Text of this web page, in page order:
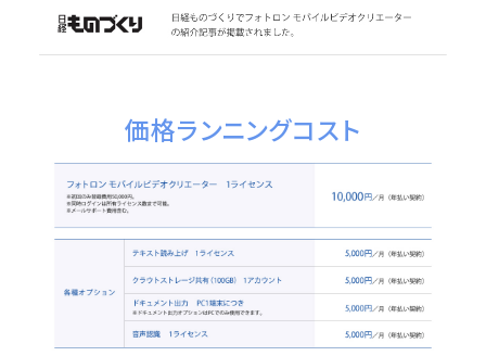
価格ランニングコスト